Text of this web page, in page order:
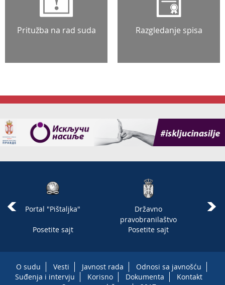
Pritužba na rad suda Razgledanje spisa
Portal "Pištaljka"
Posetite sajt
Državno
pravobranilaštvo
Posetite sajt
O sudu Vesti Javnost rada
Odnosi sa javnošću
Suđenja i intervju
Korisno Dokumenta
Kontakt